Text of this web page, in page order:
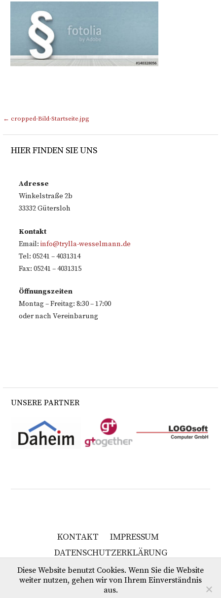
Beitragsnavigation
← cropped-Bild-Startseite.jpg
HIER FINDEN SIE UNS
Adresse
Winkelstraße 2b
33332 Gütersloh
Kontakt
Email:info@trylla-wesselmann.de
Tel: 05241 – 4031314
Fax: 05241 – 4031315
Öffnungszeiten
Montag – Freitag: 8:30 – 17:00
oder nach Vereinbarung
UNSERE PARTNER
KONTAKT
IMPRESSUM
DATENSCHUTZERKLÄRUNG
Copyright © 2026 Trylla & Wesselmann
Diese Website benutzt Cookies. Wenn Sie die Website
weiter nutzen, gehen wir von Ihrem Einverständnis
aus.